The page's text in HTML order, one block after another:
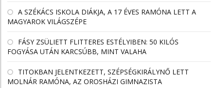
A SZÉKÁCS ISKOLA DIÁKJA, A 17 ÉVES RAMÓNA LETT A
MAGYAROK VILÁGSZÉPE
FÁSY ZSÜLIETT FLITTERES ESTÉLYIBEN: 50 KILÓS
FOGYÁSA UTÁN KARCSÚBB, MINT VALAHA
TITOKBAN JELENTKEZETT, SZÉPSÉGKIRÁLYNŐ LETT
MOLNÁR RAMÓNA, AZ OROSHÁZI GIMNAZISTA